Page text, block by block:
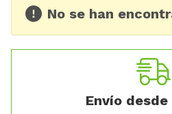
No se han
Envío desde